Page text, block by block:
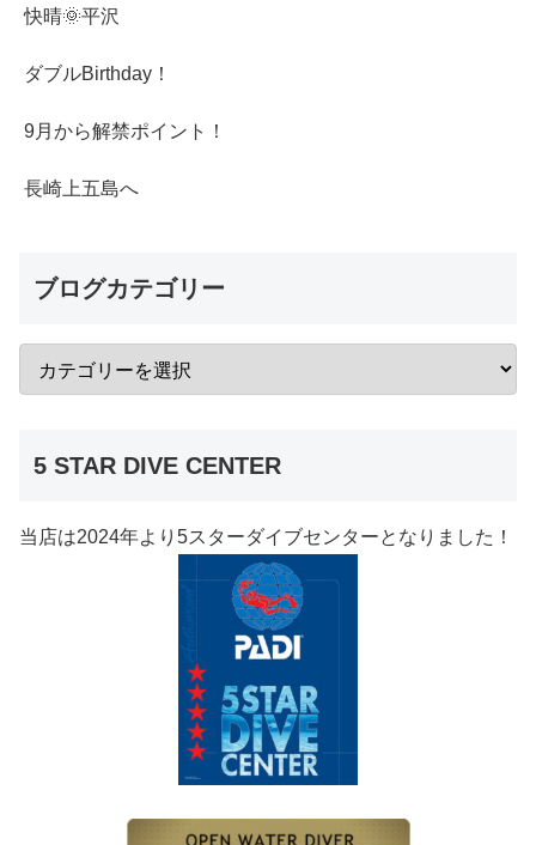
快晴🌞平沢
ダブルBirthday！
9月から解禁ポイント！
長崎上五島へ
ブログカテゴリー
5 STAR DIVE CENTER
当店は2024年より5スターダイブセンターとなりました！